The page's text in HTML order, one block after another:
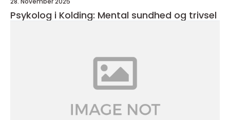
Psykolog i Kolding: Mental sundhed og trivsel